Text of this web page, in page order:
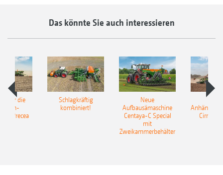
Das könnte Sie auch interessieren
für die
Precea
Schlagkräftig
kombiniert!
Neue
Aufbausämaschine
Centaya-C Special
mit
Zweikammerbehälter
Cirrus